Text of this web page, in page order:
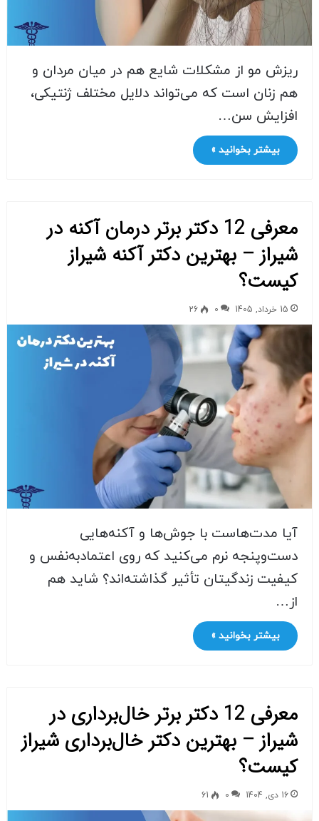
ریزش مو از مشکلات شایع هم در میان مردان و
هم زنان است که می‌تواند دلایل مختلف ژنتیکی،
افزایش سن…
بیشتر بخوانید »
معرفی 12 دکتر برتر درمان آکنه در
شیراز – بهترین دکتر آکنه شیراز
کیست؟
15 خرداد, 1405 0
26
آیا مدت‌هاست با جوش‌ها و آکنه‌هایی
دست‌وپنجه نرم می‌کنید که روی اعتمادبه‌نفس و
کیفیت زندگیتان تأثیر گذاشته‌اند؟ شاید هم
از…
بیشتر بخوانید »
معرفی 12 دکتر برتر خال‌برداری در
شیراز – بهترین دکتر خال‌برداری شیراز
کیست؟
16 دی, 1404 0
61